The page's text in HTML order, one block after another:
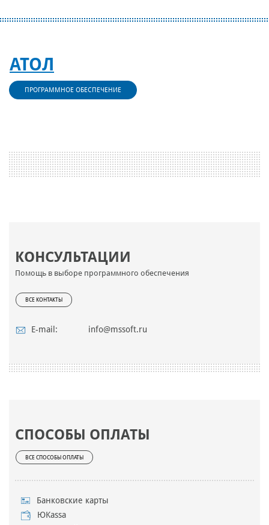
КОНСУЛЬТАЦИИ
Помощь в выборе программного обеспечения
ВСЕ КОНТАКТЫ
E-mail: info@mssoft.ru
СПОСОБЫ ОПЛАТЫ
ВСЕ СПОСОБЫ ОПЛАТЫ
Банковские карты
ЮKassa
АТОЛ
ПРОГРАММНОЕ ОБЕСПЕЧЕНИЕ